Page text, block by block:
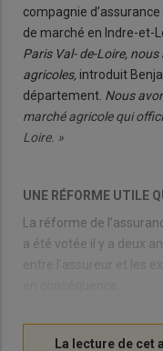
compagnie
de marché en Indre-et-
Paris Val- de-Loire,
agricoles, introduit
département. Nous
marché agricole qui
Loire. »
UNE RÉFORME UTILE
La réforme de
a été votée il y a deux
entre l’assureur et les